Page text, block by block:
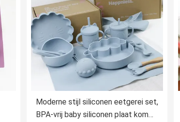
Moderne stijl siliconen eetgerei set,
BPA-vrij baby siliconen plaat kom